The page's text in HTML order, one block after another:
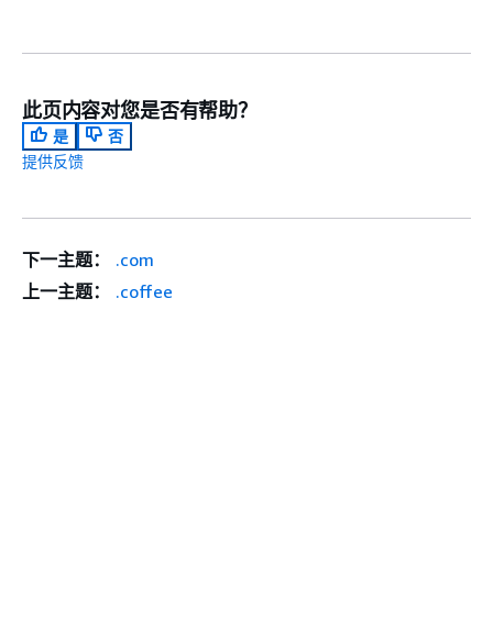
此页内容对您是否有帮助？
是
否
提供反馈
下一主题：
.com
上一主题：
.coffee